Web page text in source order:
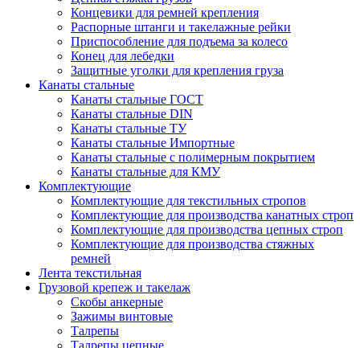
Концевики для ремней крепления
Распорные штанги и такелажные рейки
Приспособление для подъема за колесо
Конец для лебедки
Защитные уголки для крепления груза
Канаты стальные
Канаты стальные ГОСТ
Канаты стальные DIN
Канаты стальные ТУ
Канаты стальные Импортные
Канаты стальные с полимерным покрытием
Канаты стальные для КМУ
Комплектующие
Комплектующие для текстильных стропов
Комплектующие для производства канатных строп
Комплектующие для производства цепных строп
Комплектующие для производства стяжных
ремней
Лента текстильная
Грузовой крепеж и такелаж
Скобы анкерные
Зажимы винтовые
Талрепы
Талрепы цепные